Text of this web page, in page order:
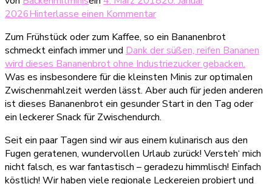
2026Hinterlasse einen Kommentarzu
Bananenbrot
ohne
Industriezucker
Zum Frühstück oder zum Kaffee, so ein Bananenbrot
schmeckt einfach immer und Dank der süßen, reifen Bananen
wird dieses Bananenbrot ohne Industriezucker gebacken.
Was es insbesondere für die kleinsten Minis zur optimalen
Zwischenmahlzeit werden lässt. Aber auch für jeden anderen
ist dieses Bananenbrot ein gesunder Start in den Tag oder
ein leckerer Snack für Zwischendurch.
Seit ein paar Tagen sind wir aus einem kulinarisch aus den
Fugen geratenen, wundervollen Urlaub zurück! Versteh‘ mich
nicht falsch, es war fantastisch – geradezu himmlisch! Einfach
köstlich! Wir haben viele regionale Leckereien probiert und